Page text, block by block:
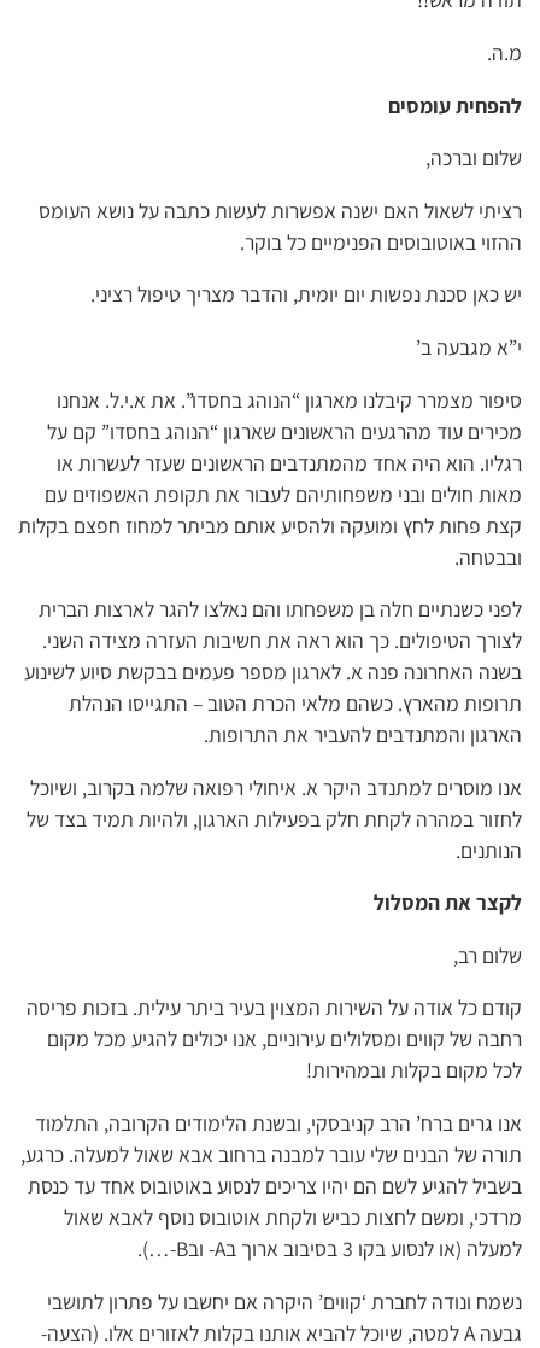
מ.ה.
להפחית עומסים
שלום וברכה,
רציתי לשאול האם ישנה אפשרות לעשות כתבה על נושא העומס
ההזוי באוטובוסים הפנימיים כל בוקר.
יש כאן סכנת נפשות יום יומית, והדבר מצריך טיפול רציני.
י”א מגבעה ב’
סיפור מצמרר קיבלנו מארגון “הנוהג בחסדו”. את א.י.ל. אנחנו
מכירים עוד מהרגעים הראשונים שארגון “הנוהג בחסדו” קם על
רגליו. הוא היה אחד מהמתנדבים הראשונים שעזר לעשרות או
מאות חולים ובני משפחותיהם לעבור את תקופת האשפוזים עם
קצת פחות לחץ ומועקה ולהסיע אותם מביתר למחוז חפצם בקלות
ובבטחה.
לפני כשנתיים חלה בן משפחתו והם נאלצו להגר לארצות הברית
לצורך הטיפולים. כך הוא ראה את חשיבות העזרה מצידה השני.
בשנה האחרונה פנה א. לארגון מספר פעמים בבקשת סיוע לשינוע
תרופות מהארץ. כשהם מלאי הכרת הטוב – התגייסו הנהלת
הארגון והמתנדבים להעביר את התרופות.
אנו מוסרים למתנדב היקר א. איחולי רפואה שלמה בקרוב, ושיוכל
לחזור במהרה לקחת חלק בפעילות הארגון, ולהיות תמיד בצד של
הנותנים.
לקצר את המסלול
שלום רב,
קודם כל אודה על השירות המצוין בעיר ביתר עילית. בזכות פריסה
רחבה של קווים ומסלולים עירוניים, אנו יכולים להגיע מכל מקום
לכל מקום בקלות ובמהירות!
אנו גרים ברח’ הרב קניבסקי, ובשנת הלימודים הקרובה, התלמוד
תורה של הבנים שלי עובר למבנה ברחוב אבא שאול למעלה. כרגע,
בשביל להגיע לשם הם יהיו צריכים לנסוע באוטובוס אחד עד כנסת
מרדכי, ומשם לחצות כביש ולקחת אוטובוס נוסף לאבא שאול
למעלה (או לנסוע בקו 3 בסיבוב ארוך בA- ובB-…).
נשמח ונודה לחברת ‘קווים’ היקרה אם יחשבו על פתרון לתושבי
גבעה A למטה, שיוכל להביא אותנו בקלות לאזורים אלו. (הצעה-